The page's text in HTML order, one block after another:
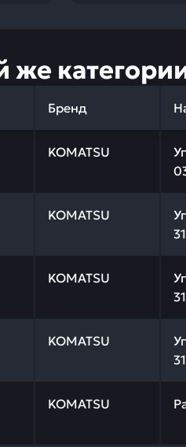
же
Бренд
KOMATSU
получаете гарантию
KOMATSU
получаете гарантию
KOMATSU
получаете гарантию
KOMATSU
получаете гарантию
KOMATSU
получаете гарантию